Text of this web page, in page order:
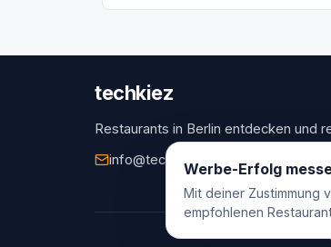
techkiez
Restaurants in Berlin entdecken und
info@techkiez.de
Berlin,
Werbe-Erfolg
Mit deiner Zustimmung
empfohlenen